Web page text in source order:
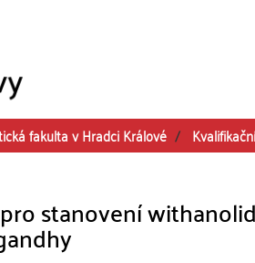
fakulta v Hradci Králové
stanovení